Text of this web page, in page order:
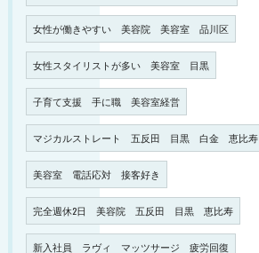
女性が働きやすい 美容院 美容室 品川区
女性スタイリストが多い 美容室 目黒
子育て支援 手に職 美容室経営
マジカルストレート 五反田 目黒 白金 恵比寿
美容室 電話応対 接客好き
完全週休2日 美容院 五反田 目黒 恵比寿
新入社員 ラヴィ マッツサージ 疲労回復